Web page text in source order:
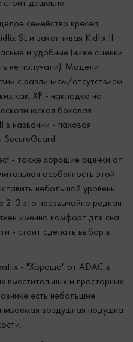
стоит дешевле.
семейство кресел,
SL и заканчивая Kidfix II
и удобные (ниже оценки
не получали). Модели
с различием/отсутствием
как: XP - накладка на
боковая
названии - паховая
- также хорошие оценки от
особенность этой
небольшой уровень
2-3 это чрезвычайно редкая
именно комфорт для сна
- стоит сделать выбор в
- "Хорошо" от ADAC в
вместительных и просторных
есть небольшие
воздушная подушка